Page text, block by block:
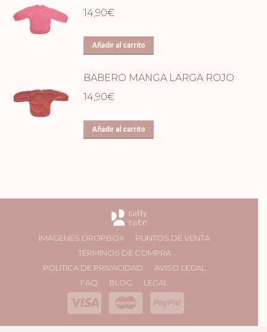
14,90€
Añadir al carrito
BABERO MANGA LARGA ROJO
14,90€
Añadir al carrito
IMÁGENES DROPBOX
PUNTOS DE VENTA
TÉRMINOS DE COMPRA
POLÍTICA DE PRIVACIDAD
AVISO LEGAL
FAQ
BLOG LEGAL